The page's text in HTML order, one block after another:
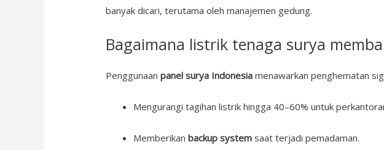
banyak dicari, terutama oleh manajemen gedung.
Bagaimana listrik tenaga surya
Penggunaanpanel surya Indonesia menawarkan penghematan
Mengurangi tagihan listrik hingga 40–60% untuk
Memberikanbackup system saat terjadi pemadaman.